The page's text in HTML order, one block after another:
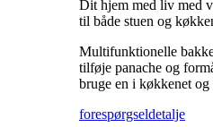
Dit hjem med liv med
til både stuen og
Multifunktionelle
tilføje panache og
bruge en i køkkenet og
forespørgseldetalje